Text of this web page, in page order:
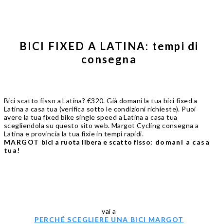
BICI FIXED A LATINA: tempi di
consegna
Bici scatto fisso a Latina? €320. Già domani la tua bici fixed a
Latina a casa tua (verifica sotto le condizioni richieste). Puoi
avere la tua fixed bike single speed a Latina a casa tua
scegliendola su questo sito web. Margot Cycling consegna a
Latina e provincia la tua fixie in tempi rapidi.
MARGOT bici a ruota libera e scatto fisso: domani a casa
tua!
vai a
PERCHÉ SCEGLIERE UNA BICI MARGOT